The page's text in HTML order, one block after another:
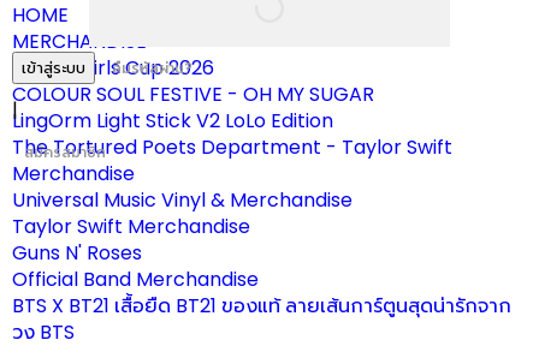
เข้าสู่ระบบ ลืมรหัสผ่าน?
|
สมัครสมาชิก
HOME
MERCHANDISE
ผ้าเชียร์ Girls Cup 2026
COLOUR SOUL FESTIVE - OH MY SUGAR
LingOrm Light Stick V2 LoLo Edition
The Tortured Poets Department - Taylor Swift
Merchandise
Universal Music Vinyl & Merchandise
Taylor Swift Merchandise
Guns N' Roses
Official Band Merchandise
BTS X BT21 เสื้อยืด BT21 ของแท้ ลายเส้นการ์ตูนสุดน่ารักจาก
วง BTS